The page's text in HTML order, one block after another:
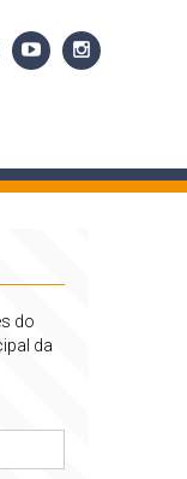
do
da